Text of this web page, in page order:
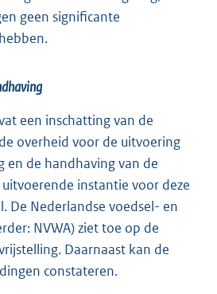
geen significante
een inschatting van de
overheid voor de uitvoering
en de handhaving van de
instantie voor deze
De Nederlandse voedsel- en
NVWA) ziet toe op de
Daarnaast kan de
constateren.